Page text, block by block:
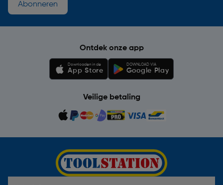
Abonneren
Ontdek onze app
Downloaden in de
App Store
DOWNLOAD VIA
Google Play
Veilige betaling